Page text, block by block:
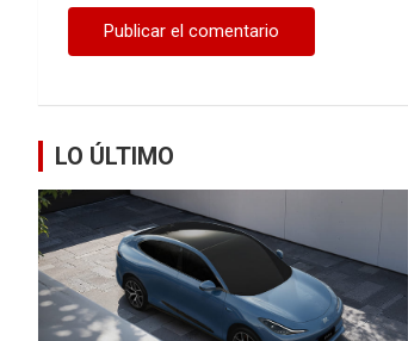
LO ÚLTIMO